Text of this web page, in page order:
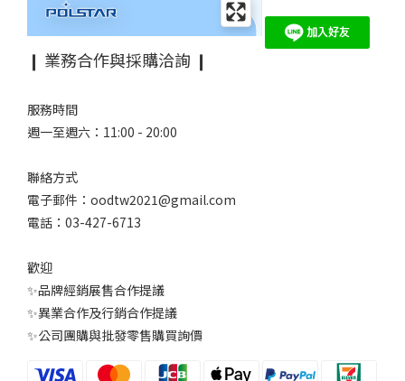
❙ 業務合作與採購洽詢 ❙
服務時間
週一至週六：11:00 - 20:00
聯絡方式
電子郵件：oodtw2021@gmail.com
電話：03-427-6713
歡迎
✨品牌經銷展售合作提議
✨異業合作及行銷合作提議
✨公司團購與批發零售購買詢價